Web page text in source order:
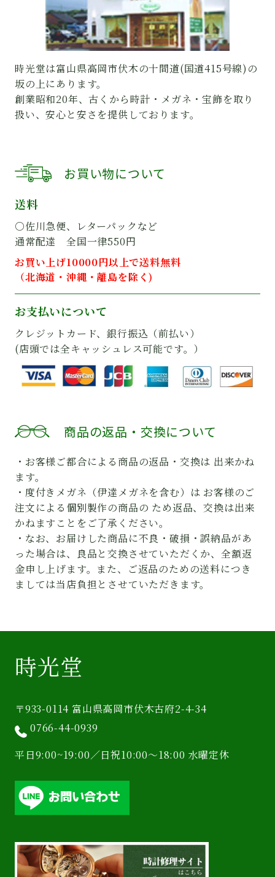
時光堂は富山県高岡市伏木の十間道(国道415号線)の
坂の上にあります。
創業昭和20年、古くから時計・メガネ・宝飾を取り
扱い、安心と安さを提供しております。
お買い物について
送料
○佐川急便、レターパックなど
通常配達 全国一律550円
お買い上げ10000円以上で送料無料
（北海道・沖縄・離島を除く)
お支払いについて
クレジットカード、銀行振込（前払い）
(店頭では全キャッシュレス可能です。）
商品の返品・交換について
・お客様ご都合による商品の返品・交換は 出来かね
ます。
・度付きメガネ（伊達メガネを含む）は お客様のご
注文による個別製作の商品の ため返品、交換は出来
かねますことをご了承ください。
・なお、お届けした商品に不良・破損・誤納品があ
った場合は、良品と交換させていただくか、全額返
金申し上げます。また、ご返品のための送料につき
ましては当店負担とさせていただきます。
時光堂
〒933-0114 富山県高岡市伏木古府2-4-34
0766-44-0939
平日9:00~19:00／日祝10:00〜18:00 水曜定休